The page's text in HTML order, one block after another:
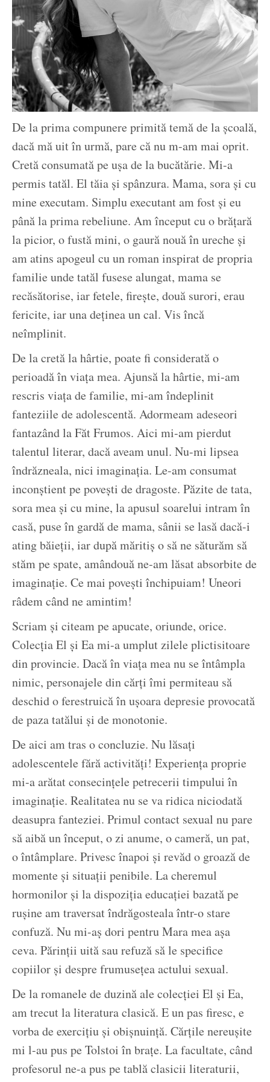
De la prima compunere primită temă de la școală,
dacă mă uit în urmă, pare că nu m-am mai oprit.
Cretă consumată pe ușa de la bucătărie. Mi-a
permis tatăl. El tăia și spânzura. Mama, sora și cu
mine executam. Simplu executant am fost și eu
până la prima rebeliune. Am început cu o brățară
la picior, o fustă mini, o gaură nouă în ureche și
am atins apogeul cu un roman inspirat de propria
familie unde tatăl fusese alungat, mama se
recăsătorise, iar fetele, firește, două surori, erau
fericite, iar una deținea un cal. Vis încă
neîmplinit.
De la cretă la hârtie, poate fi considerată o
perioadă în viața mea. Ajunsă la hârtie, mi-am
rescris viața de familie, mi-am îndeplinit
fanteziile de adolescentă. Adormeam adeseori
fantazând la Făt Frumos. Aici mi-am pierdut
talentul literar, dacă aveam unul. Nu-mi lipsea
îndrăzneala, nici imaginația. Le-am consumat
inconștient pe povești de dragoste. Păzite de tata,
sora mea și cu mine, la apusul soarelui intram în
casă, puse în gardă de mama, sânii se lasă dacă-i
ating băieții, iar după măritiș o să ne săturăm să
stăm pe spate, amândouă ne-am lăsat absorbite de
imaginație. Ce mai povești închipuiam! Uneori
râdem când ne amintim!
Scriam și citeam pe apucate, oriunde, orice.
Colecția El și Ea mi-a umplut zilele plictisitoare
din provincie. Dacă în viața mea nu se întâmpla
nimic, personajele din cărți îmi permiteau să
deschid o ferestruică în ușoara depresie provocată
de paza tatălui și de monotonie.
De aici am tras o concluzie. Nu lăsați
adolescentele fără activități! Experiența proprie
mi-a arătat consecințele petrecerii timpului în
imaginație. Realitatea nu se va ridica niciodată
deasupra fanteziei. Primul contact sexual nu pare
să aibă un început, o zi anume, o cameră, un pat,
o întâmplare. Privesc înapoi și revăd o groază de
momente și situații penibile. La cheremul
hormonilor și la dispoziția educației bazată pe
rușine am traversat îndrăgosteala într-o stare
confuză. Nu mi-aș dori pentru Mara mea așa
ceva. Părinții uită sau refuză să le specifice
copiilor și despre frumusețea actului sexual.
De la romanele de duzină ale colecției El și Ea,
am trecut la literatura clasică. E un pas firesc, e
vorba de exercițiu și obișnuință. Cărțile nereușite
mi l-au pus pe Tolstoi în brațe. La facultate, când
profesorul ne-a pus pe tablă clasicii literaturii,